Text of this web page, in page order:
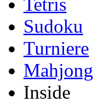
Sudoku
Turniere
Mahjong
Inside